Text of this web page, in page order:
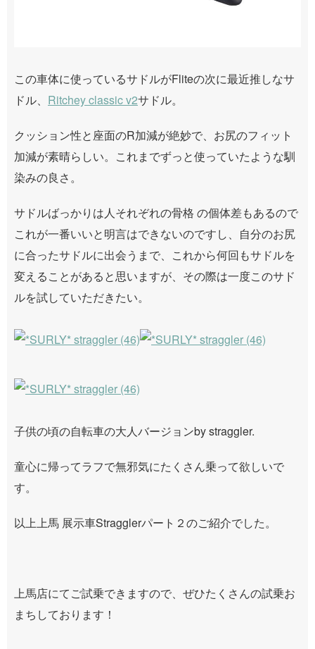
この車体に使っているサドルがFliteの次に最近推しなサ
ドル、 Ritchey classic v2サドル。
クッション性と座面のR加減が絶妙で、お尻のフィット
加減が素晴らしい。これまでずっと使っていたような馴
染みの良さ。
サドルばっかりは人それぞれの骨格 の個体差もあるので
これが一番いいと明言はできないのですし、自分のお尻
に合ったサドルに出会うまで、これから何回もサドルを
変えることがあると思いますが、その際は一度このサド
ルを試していただきたい。
子供の頃の自転車の大人バージョンby straggler.
童心に帰ってラフで無邪気にたくさん乗って欲しいで
す。
以上上馬 展示車Stragglerパート２のご紹介でした。
上馬店にてご試乗できますので、ぜひたくさんの試乗お
まちしております！